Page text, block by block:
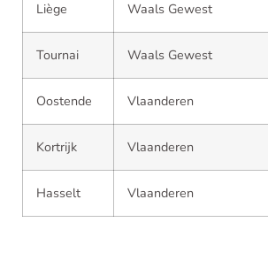
Liège Waals Gewest
Tournai Waals Gewest
Oostende Vlaanderen
Kortrijk Vlaanderen
Hasselt Vlaanderen